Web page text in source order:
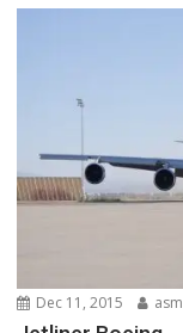
Dec 11, 2015 asm